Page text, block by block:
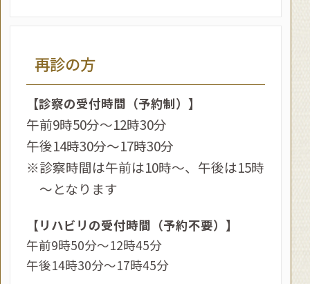
リハビリ診療再開のお知らせ
休業しておりました、火曜・木曜のリハビリ診
療を再開しました。
月曜～金曜まで診療しておりますが、受付時間
が変更になる場合がございますので、詳細は
お電話にてお問い合わせください。
2017.11.29
増えました。
是非、ご利用ください。
2015.06.04
再診の方
【診察の受付時間（予約制）】
午前9時50分～12時30分
午後14時30分～17時30分
※診察時間は午前は10時～、午後は15時
～となります
【リハビリの受付時間（予約不要）】
午前9時50分～12時45分
午後14時30分～17時45分